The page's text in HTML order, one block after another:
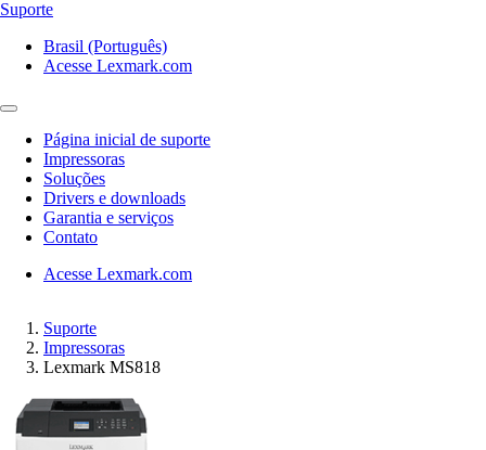
Suporte
Brasil (Português)
Acesse Lexmark.com
Página inicial de suporte
Impressoras
Soluções
Drivers e downloads
Garantia e serviços
Contato
Acesse Lexmark.com
Suporte
Impressoras
Lexmark MS818